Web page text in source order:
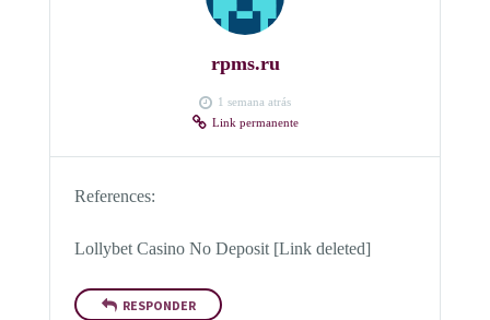
rpms.ru
1 semana atrás
Link permanente
References:
Lollybet Casino No Deposit [Link deleted]
RESPONDER